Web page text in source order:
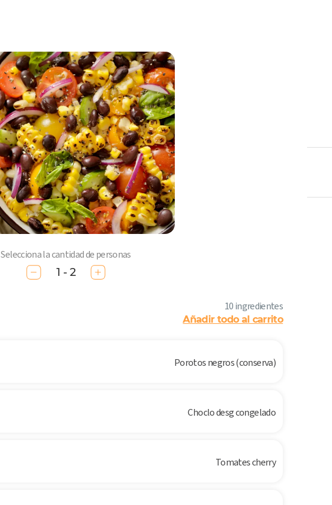
Selecciona la cantidad de personas
1 - 2
10 ingredientes
Añadir todo al carrito
Porotos negros (conserva)
Choclo desg congelado
Tomates cherry